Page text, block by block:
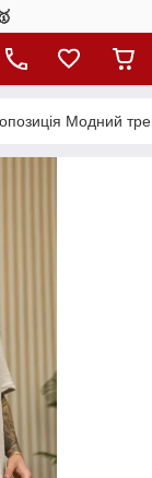
Модний